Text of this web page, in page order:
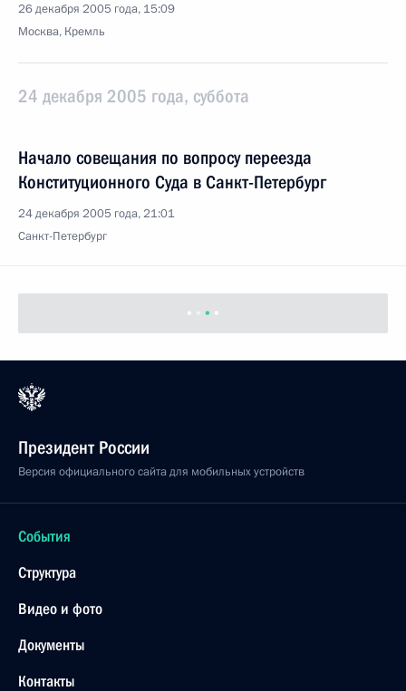
26 декабря 2005 года, 15:09
Москва, Кремль
24 декабря 2005 года, суббота
Начало совещания по вопросу переезда
Конституционного Суда в Санкт-Петербург
24 декабря 2005 года, 21:01
Санкт-Петербург
Президент России
Версия официального сайта для мобильных устройств
События
Структура
Видео и фото
Документы
Контакты